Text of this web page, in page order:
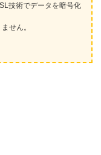
技術でデータを暗号化
せん。